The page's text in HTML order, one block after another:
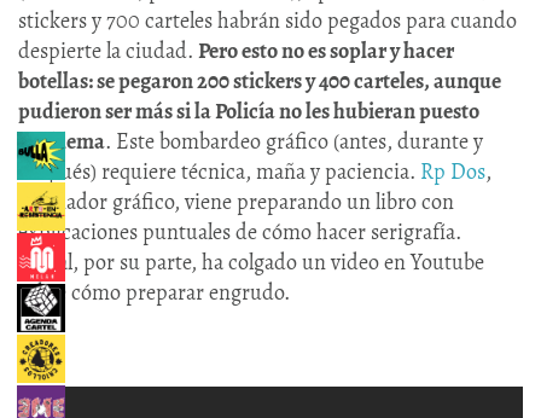
stickers y 700 carteles habrán sido pegados para cuando
despierte la ciudad. Pero esto no es soplar y hacer
botellas: se pegaron 200 stickers y 400 carteles, aunque
pudieron ser más si la Policía no les hubieran puesto
problema. Este bombardeo gráfico (antes, durante y
después) requiere técnica, maña y paciencia. Rp Dos,
diseñador gráfico, viene preparando un libro con
explicaciones puntuales de cómo hacer serigrafía.
Carsal, por su parte, ha colgado un video en Youtube
sobre cómo preparar engrudo.